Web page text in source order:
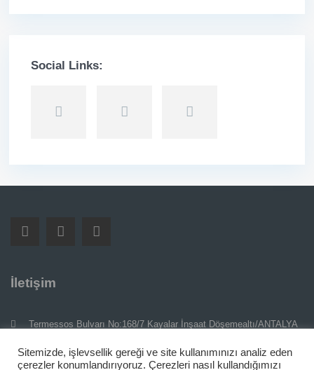
Social Links:
İletişim
Termessos Bulvarı No:168/7 Kayalar İnşaat Döşemealtı/ANTALYA
info@kayalargrup.com
Sitemizde, işlevsellik gereği ve site kullanımınızı analiz eden
çerezler konumlandırıyoruz. Çerezleri nasıl kullandığımızı